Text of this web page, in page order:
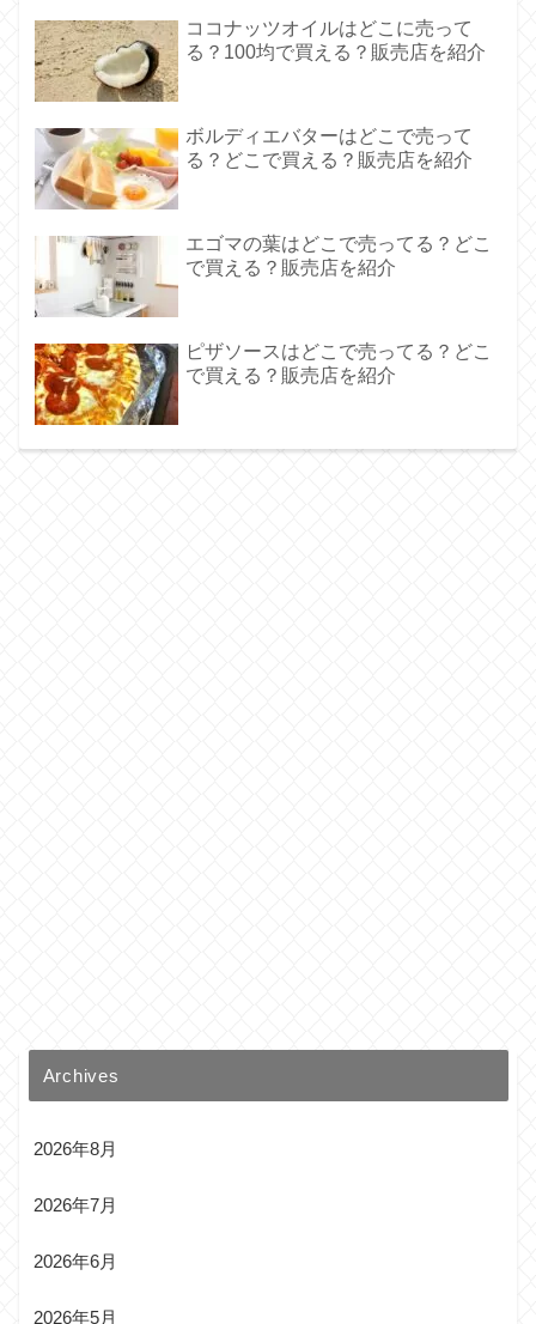
ココナッツオイルはどこに売って
る？100均で買える？販売店を紹介
ボルディエバターはどこで売って
る？どこで買える？販売店を紹介
エゴマの葉はどこで売ってる？どこ
で買える？販売店を紹介
ピザソースはどこで売ってる？どこ
で買える？販売店を紹介
Archives
2026年8月
2026年7月
2026年6月
2026年5月